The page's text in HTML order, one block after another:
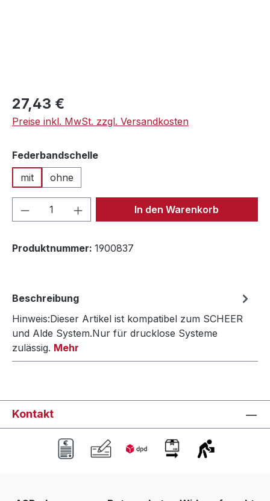
Regulärer Preis:
27,43 €
Preise inkl. MwSt. zzgl. Versandkosten
Federbandschelleauswählen
mit
ohne
Produkt Anzahl: Gib denIn den Warenkorb
Produktnummer: 1900837
Beschreibung
Hinweis:Dieser Artikel ist kompatibel zum SCHEER
und Alde System.Nur für drucklose Systeme
zulässig. Mehr
Kontakt